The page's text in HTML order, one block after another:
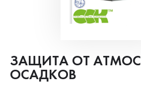
ЗАЩИТА ОТ
ОСАДКОВ